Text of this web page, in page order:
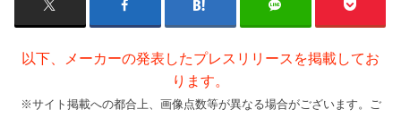
以下、メーカーの発表したプレスリリースを掲載してお
ります。
※サイト掲載への都合上、画像点数等が異なる場合がございます。ご